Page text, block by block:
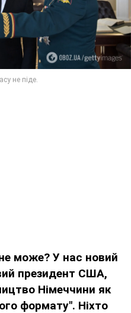
може? У нас новий
президент США,
Німеччини як
формату". Ніхто